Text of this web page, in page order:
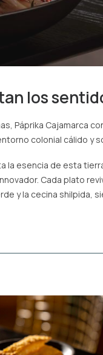
los
Páprika Cajamarca
colonial cálido y
la esencia de esta
Cada plato
y la cecina shilpida,